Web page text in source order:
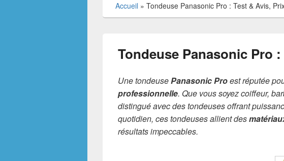
Accueil » Tondeuse Panasonic Pro : Test & Avis,
Tondeuse Panasonic Pro
Une tondeusePanasonic Proest réputée
professionnelle. Que vous soyez coiffeur,
distingué avec des tondeuses offrant
quotidien, ces tondeuses allient des
résultats impeccables.